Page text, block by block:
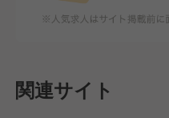
関連サイト